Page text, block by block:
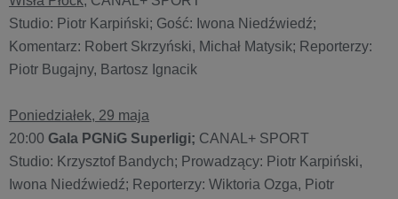
Studio: Piotr Karpiński; Gość: Iwona Niedźwiedź;
Komentarz: Robert Skrzyński, Michał Matysik; Reporterzy:
Piotr Bugajny, Bartosz Ignacik
Poniedziałek, 29 maja
20:00 Gala PGNiG Superligi; CANAL+ SPORT
Studio: Krzysztof Bandych; Prowadzący: Piotr Karpiński,
Iwona Niedźwiedź; Reporterzy: Wiktoria Ozga, Piotr